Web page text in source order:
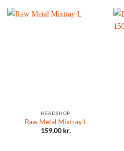
HEADSHOP
Raw Metal Mixtray L
159,00 kr.